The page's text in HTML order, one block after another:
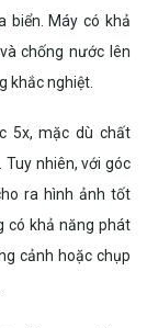
biển. Máy có khả
chống nước lên
khắc nghiệt.
5x, mặc dù chất
nhiên, với góc
ra hình ảnh tốt
có khả năng phát
cảnh hoặc chụp